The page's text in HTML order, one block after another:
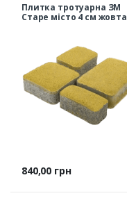
Плитка тротуарна ЗМ
Старе місто 4 см жовта
Ціна
840,00 грн